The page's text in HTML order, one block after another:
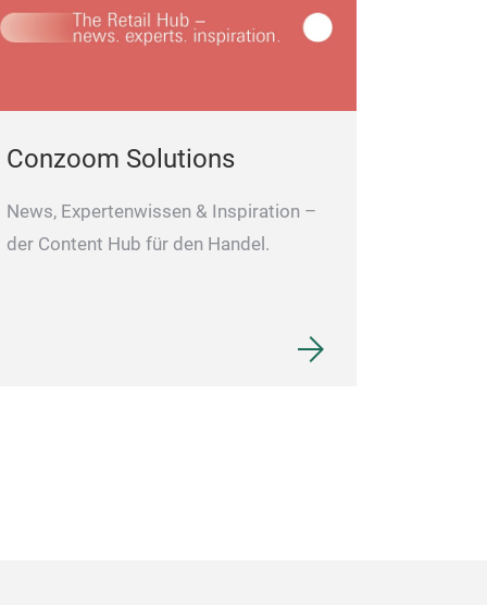
Conzoom Solutions
News, Expertenwissen & Inspiration –
der Content Hub für den Handel.